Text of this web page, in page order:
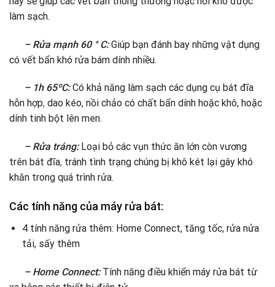
làm sạch.
– Rửa mạnh 60 ° C:Giúp bạn đánh bay những vật dụng
có vết bẩn khó rửa bám dính nhiều.
– 1h 65ºC:Có khả năng làm sạch các dụng cụ bát đĩa
hỗn hợp, dao kéo, nồi chảo có chất bẩn dính hoặc khô, hoặc
dính tinh bột lên men.
– Rửa tráng:Loại bỏ các vụn thức ăn lớn còn vương
trên bát đĩa, tránh tình trạng chúng bị khô két lại gây khó
khăn trong quá trình rửa.
Các tính năng của máy rửa bát:
4 tính năng rửa thêm: Home Connect, tăng tốc, rửa nửa
tải, sấy thêm
– Home Connect:Tính năng điều khiển máy rửa bát từ